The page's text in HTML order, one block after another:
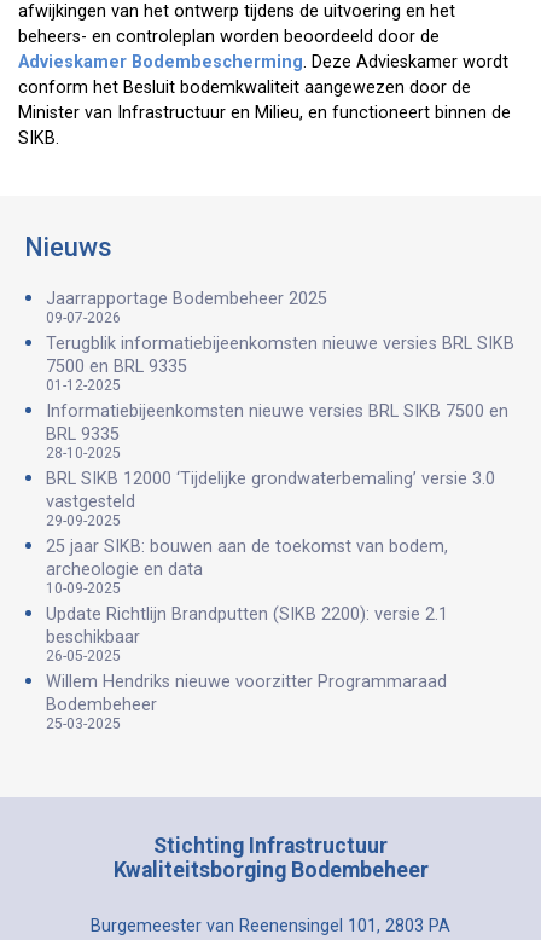
afwijkingen van het ontwerp tijdens de uitvoering en het
beheers- en controleplan worden beoordeeld door de
Advieskamer Bodembescherming. Deze Advieskamer wordt
conform het Besluit bodemkwaliteit aangewezen door de
Minister van Infrastructuur en Milieu, en functioneert binnen de
SIKB.
Nieuws
Jaarrapportage Bodembeheer 2025
09-07-2026
Terugblik informatiebijeenkomsten nieuwe versies BRL SIKB
7500 en BRL 9335
01-12-2025
Informatiebijeenkomsten nieuwe versies BRL SIKB 7500 en
BRL 9335
28-10-2025
BRL SIKB 12000 ‘Tijdelijke grondwaterbemaling’ versie 3.0
vastgesteld
29-09-2025
25 jaar SIKB: bouwen aan de toekomst van bodem,
archeologie en data
10-09-2025
Update Richtlijn Brandputten (SIKB 2200): versie 2.1
beschikbaar
26-05-2025
Willem Hendriks nieuwe voorzitter Programmaraad
Bodembeheer
25-03-2025
Stichting Infrastructuur
Kwaliteitsborging Bodembeheer
Burgemeester van Reenensingel 101, 2803 PA